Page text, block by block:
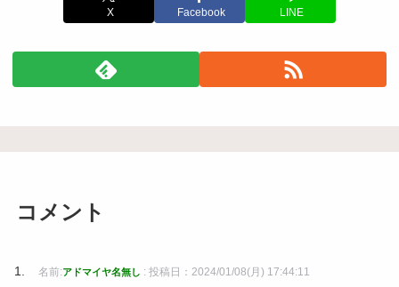
X Facebook LINE
コメント
名前:アドマイヤ名無し : 投稿日：2024/01/08(月) 17:44:11